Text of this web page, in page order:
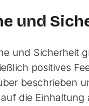
und
und Sicherheit
positives
beschrieben
die Einhaltung